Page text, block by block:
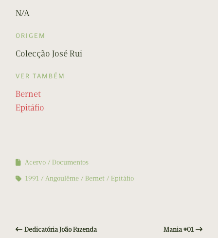
N/A
ORIGEM
Colecção José Rui
VER TAMBÉM
Bernet
Epitáfio
Acervo
Documentos
1991
Angoulême Bernet Epitáfio
Dedicatória João Fazenda Mania #01